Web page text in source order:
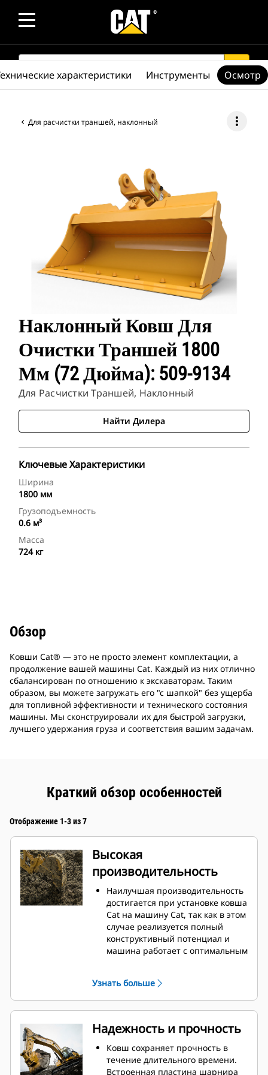
SEARCH search
Для расчистки траншей, наклонный more_vert
Наклонный Ковш Для
Очистки Траншей 1800
Мм (72 Дюйма): 509-9134
Для Расчистки Траншей, Наклонный
Найти Дилера
Ключевые Характеристики
Ширина
1800 мм
Грузоподъемность
0.6 м³
Масса
724 кг
характеристики Инструменты Осмотр
Обзор
Ковши Cat® ― это не просто элемент комплектации, а
продолжение вашей машины Cat. Каждый из них отлично
сбалансирован по отношению к экскаваторам. Таким
образом, вы можете загружать его "с шапкой" без ущерба
для топливной эффективности и технического состояния
машины. Мы сконструировали их для быстрой загрузки,
лучшего удержания груза и соответствия вашим задачам.
Краткий обзор особенностей
Отображение 1-3 из 7
Высокая
производительность
Наилучшая производительность
достигается при установке ковша
Cat на машину Cat, так как в этом
случае реализуется полный
конструктивный потенциал и
машина работает с оптимальным
радиусом позволяет улучшить
поток материала в ковш.
Дополнительный зазор в области
часть ковша не цепляется за
грунт, что снижает затраты на
техническое обслуживание.
Расход топлива достигает
Узнать больше
Надежность и прочность
Ковш сохраняет прочность в
течение длительного времени.
Встроенная пластина шарнира